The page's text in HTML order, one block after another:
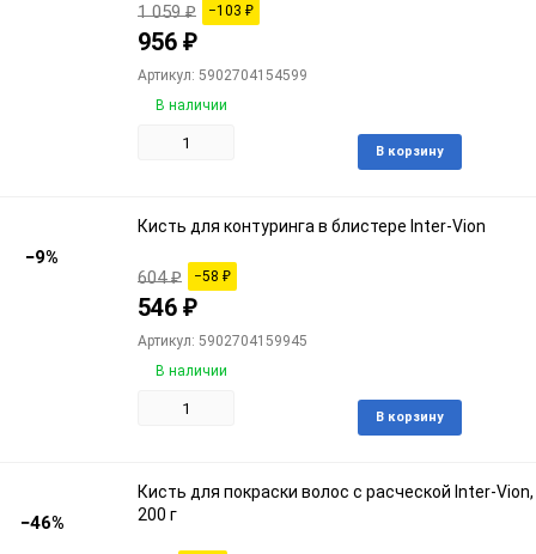
1 059₽ −103 ₽
956 ₽
Артикул: 5902704154599
В наличии
В корзину
−9%
Кисть для контуринга в блистере Inter-Vion
604₽ −58 ₽
546 ₽
Артикул: 5902704159945
В наличии
В корзину
−46%
Кисть для покраски волос с расческой Inter-Vion,
200 г